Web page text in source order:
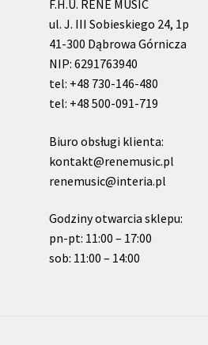
F.H.U. RENE MUSIC
ul. J. III Sobieskiego 24, 1p
41-300 Dąbrowa Górnicza
NIP: 6291763940
tel: +48 730-146-480
tel: +48 500-091-719
Biuro obsługi klienta:
kontakt@renemusic.pl
renemusic@interia.pl
Godziny otwarcia sklepu:
pn-pt: 11:00 – 17:00
sob: 11:00 – 14:00